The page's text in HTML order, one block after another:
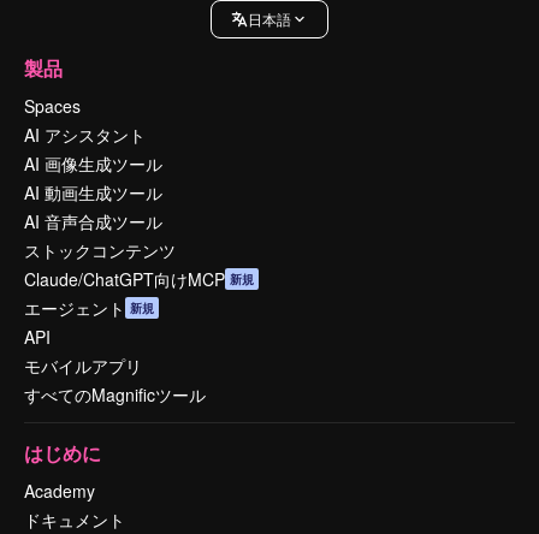
日本語
製品
Spaces
AI アシスタント
AI 画像生成ツール
AI 動画生成ツール
AI 音声合成ツール
ストックコンテンツ
Claude/ChatGPT向けMCP 新規
エージェント 新規
API
モバイルアプリ
すべてのMagnificツール
はじめに
Academy
ドキュメント